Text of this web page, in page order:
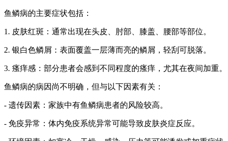
鱼鳞病的主要症状包括：
1. 皮肤红斑：通常出现在头皮、肘部、膝盖、腰部等部位。
2. 银白色鳞屑：表面覆盖一层薄而亮的鳞屑，轻刮可脱落。
3. 瘙痒感：部分患者会感到不同程度的瘙痒，尤其在夜间加重。
鱼鳞病的病因尚不明确，但与以下因素有关：
- 遗传因素：家族中有鱼鳞病患者的风险较高。
- 免疫异常：体内免疫系统异常可能导致皮肤炎症反应。